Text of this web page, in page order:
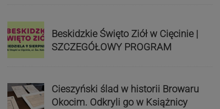
Beskidzkie Święto Ziół w Cięcinie |
SZCZEGÓŁOWY PROGRAM
Cieszyński ślad w historii Browaru
Okocim. Odkryli go w Książnicy